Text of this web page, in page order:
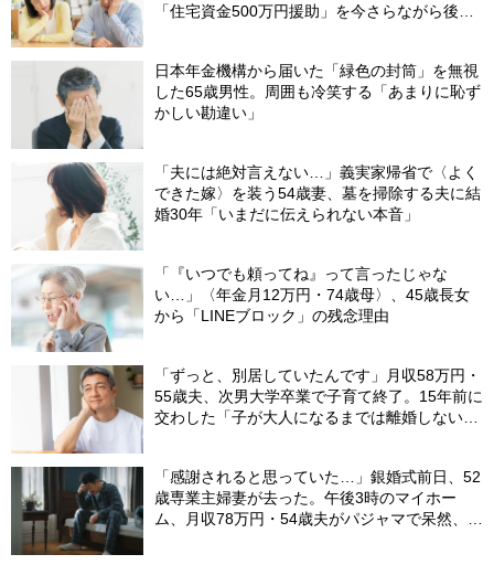
「住宅資金500万円援助」を今さらながら後悔
日本年金機構から届いた「緑色の封筒」を無視
した65歳男性。周囲も冷笑する「あまりに恥ず
かしい勘違い」
「夫には絶対言えない…」義実家帰省で〈よく
できた嫁〉を装う54歳妻、墓を掃除する夫に結
婚30年「いまだに伝えられない本音」
「『いつでも頼ってね』って言ったじゃな
い…」〈年金月12万円・74歳母〉、45歳長女
から「LINEブロック」の残念理由
「ずっと、別居していたんです」月収58万円・
55歳夫、次男大学卒業で子育て終了。15年前に
交わした「子が大人になるまでは離婚しない」
「感謝されると思っていた…」銀婚式前日、52
歳専業主婦妻が去った。午後3時のマイホー
ム、月収78万円・54歳夫がパジャマで呆然、カ